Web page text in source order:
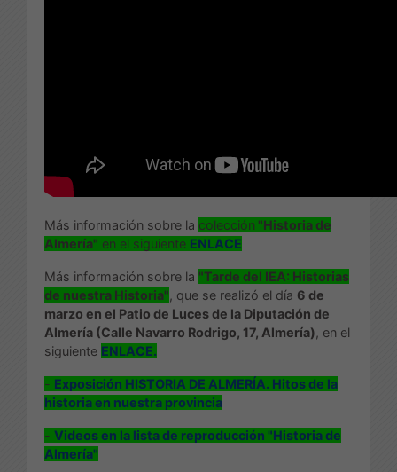
Más información sobre la colección "Historia de
Almería" en el siguiente ENLACE
Más información sobre la "Tarde del IEA: Historias
de nuestra Historia", que se realizó el día 6 de
marzo en el Patio de Luces de la Diputación de
Almería (Calle Navarro Rodrigo, 17, Almería), en el
siguiente ENLACE.
- Exposición HISTORIA DE ALMERÍA. Hitos de la
historia en nuestra provincia
- Videos en la lista de reproducción "Historia de
Almería"